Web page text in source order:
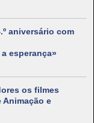
aniversário com
esperança»
os filmes
Animação e